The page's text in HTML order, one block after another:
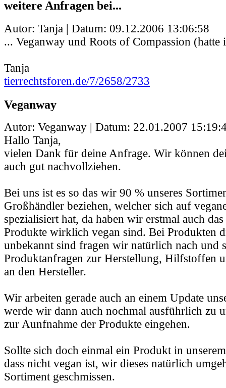
weitere Anfragen bei...
Autor: Tanja | Datum: 09.12.2006 13:06:58
... Veganway und Roots of Compassion (hatte
Tanja
tierrechtsforen.de/7/2658/2733
Veganway
Autor: Veganway | Datum: 22.01.2007
Hallo Tanja,
vielen Dank für deine Anfrage. Wir können
auch gut nachvollziehen.
Bei uns ist es so das wir 90 % unseres
Großhändler beziehen, welcher sich auf
spezialisiert hat, da haben wir erstmal auch
Produkte wirklich vegan sind. Bei Produkten
unbekannt sind fragen wir natürlich nach und
Produktanfragen zur Herstellung, Hilfstoffen
an den Hersteller.
Wir arbeiten gerade auch an einem Update
werde wir dann auch nochmal ausführlich zu
zur Aunfnahme der Produkte eingehen.
Sollte sich doch einmal ein Produkt in
dass nicht vegan ist, wir dieses natürlich
Sortiment geschmissen.